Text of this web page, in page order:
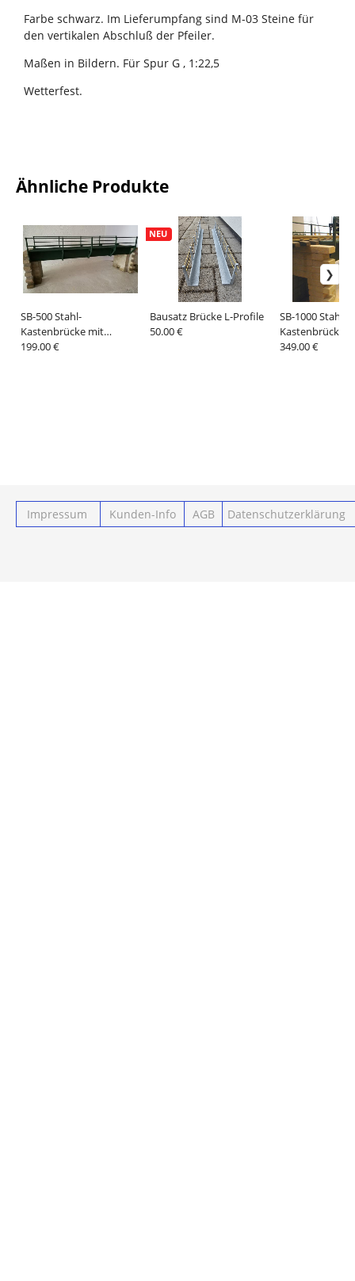
Farbe schwarz. Im Lieferumpfang sind M-03 Steine für
den vertikalen Abschluß der Pfeiler.
Maßen in Bildern. Für Spur G , 1:22,5
Wetterfest.
Ähnliche Produkte
SB-500 Stahl-
Kastenbrücke mit
Sandstein-Pfeilern 1:22,5
199.00 €
Bausatz Brücke L-Profile
NEU
50.00 €
SB-1000 Stahl-
Kastenbrücke
Sandstein-
349.00 €
Impressum Kunden-Info AGB Datenschutzerklärung